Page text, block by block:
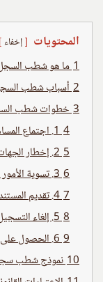
المحتويات إخفاء
1ما هو شطب
2أسباب شطب
3خطوات شطب
41. اجتماع المساهمين
52. إخطار الجهات المعنية
63. تسوية الأمور المالية
74. تقديم المستندات المطلوبة
85. إلغاء التسجيل الضريبي
96. الحصول على شهادة الشطب
10نموذج شطب